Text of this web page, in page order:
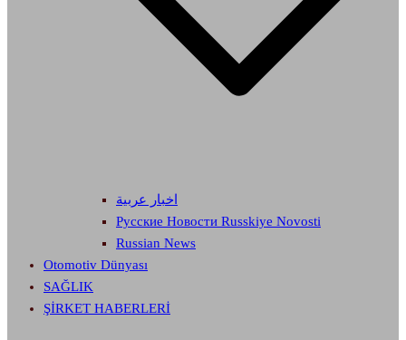
اخبار عربية
Русские Новости Russkiye Novosti
Russian News
Otomotiv Dünyası
SAĞLIK
ŞİRKET HABERLERİ